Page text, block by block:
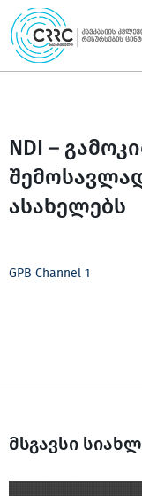
Skip
to
content
NDI –
ასახელებს
GPB Channel 1
მსგავსი